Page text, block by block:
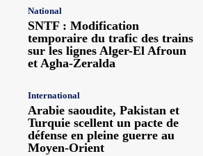
National
SNTF : Modification
temporaire du trafic des trains
sur les lignes Alger-El Afroun
et Agha-Zeralda
International
Arabie saoudite, Pakistan et
Turquie scellent un pacte de
défense en pleine guerre au
Moyen-Orient